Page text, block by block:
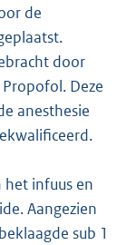
de
door
Deze
anesthesie
infuus en
Aangezien
sub 1